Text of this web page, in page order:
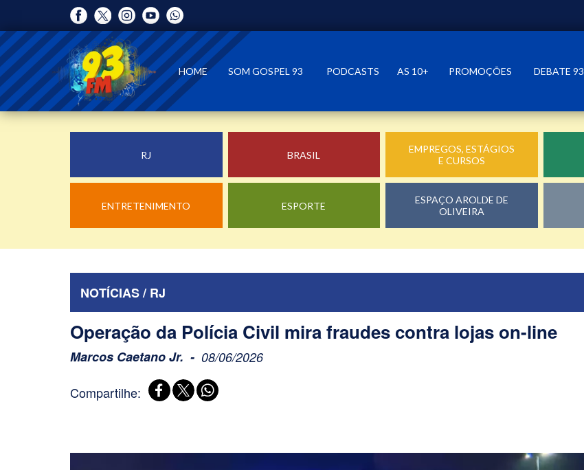
HOME SOM GOSPEL 93 PODCASTS AS 10+ PROMOÇÕES DEBATE 93
RJ BRASIL
EMPREGOS, ESTÁGIOS
E CURSOS
ENTRETENIMENTO ESPORTE
ESPAÇO AROLDE DE
OLIVEIRA
NOTÍCIAS / RJ
Operação da Polícia Civil mira fraudes contra lojas on-line
Marcos Caetano Jr. 08/06/2026
Compartilhe: